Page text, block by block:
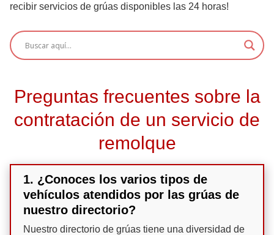
recibir servicios de grúas disponibles las 24 horas!
Preguntas frecuentes sobre la
contratación de un servicio de
remolque
1. ¿Conoces los varios tipos de
vehículos atendidos por las grúas de
nuestro directorio?
Nuestro directorio de grúas tiene una diversidad de